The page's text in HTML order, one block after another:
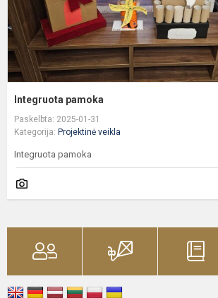
Integruota pamoka
Paskelbta: 2025-01-31
Kategorija: Projektinė veikla
Integruota pamoka